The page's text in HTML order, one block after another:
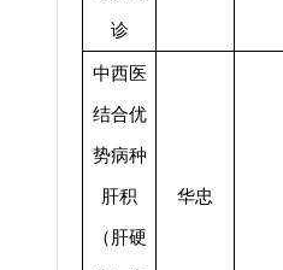
诊
中西医
结合优
势病种
肝积
（肝硬
华忠